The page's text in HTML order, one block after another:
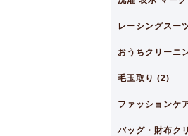
レーシングスー
おうちクリーニ
毛玉取り (2)
ファッションケ
バッグ・財布ク